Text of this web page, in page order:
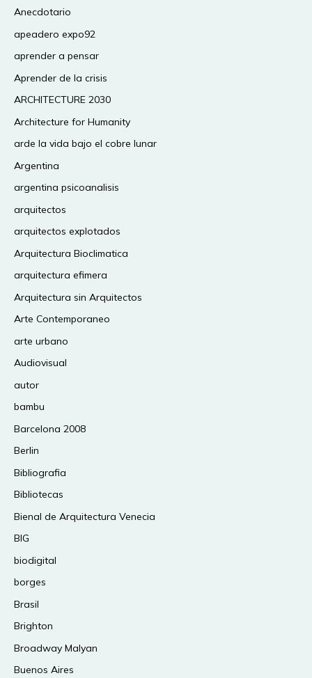
Anecdotario
apeadero expo92
aprender a pensar
Aprender de la crisis
ARCHITECTURE 2030
Architecture for Humanity
arde la vida bajo el cobre lunar
Argentina
argentina psicoanalisis
arquitectos
arquitectos explotados
Arquitectura Bioclimatica
arquitectura efimera
Arquitectura sin Arquitectos
Arte Contemporaneo
arte urbano
Audiovisual
autor
bambu
Barcelona 2008
Berlin
Bibliografia
Bibliotecas
Bienal de Arquitectura Venecia
BIG
biodigital
borges
Brasil
Brighton
Broadway Malyan
Buenos Aires